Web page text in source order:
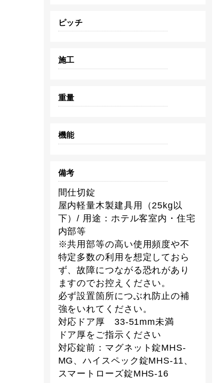
ピッチ
施工
重量
機能
備考
間仕切錠
屋内軽量木製建具用（25kg以
下）/ 用途：ホテル客室内・住宅
内部等
※共用部等の高い使用頻度や不
特定多数の利用を想定しておら
ず、故障につながる恐れがあり
ますのでお控えください。
必ず設置箇所につぶれ防止の補
強をいれてください。
対応ドア厚 33-51mm未満
ドア厚をご指示ください
対応錠前：マグネット錠MHS-
MG、ハイスペック錠MHS-11、
スマートローズ錠MHS-16